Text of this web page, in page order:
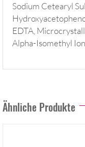
Sodium Cetearyl
EDTA,
Alpha-Isomethyl
Ähnliche Produkte